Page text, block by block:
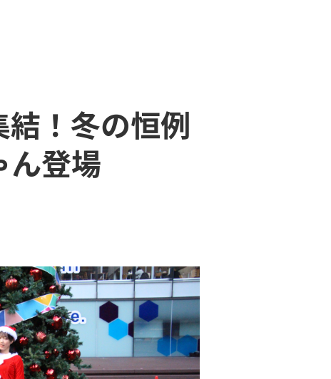
！冬の恒例
ん登場